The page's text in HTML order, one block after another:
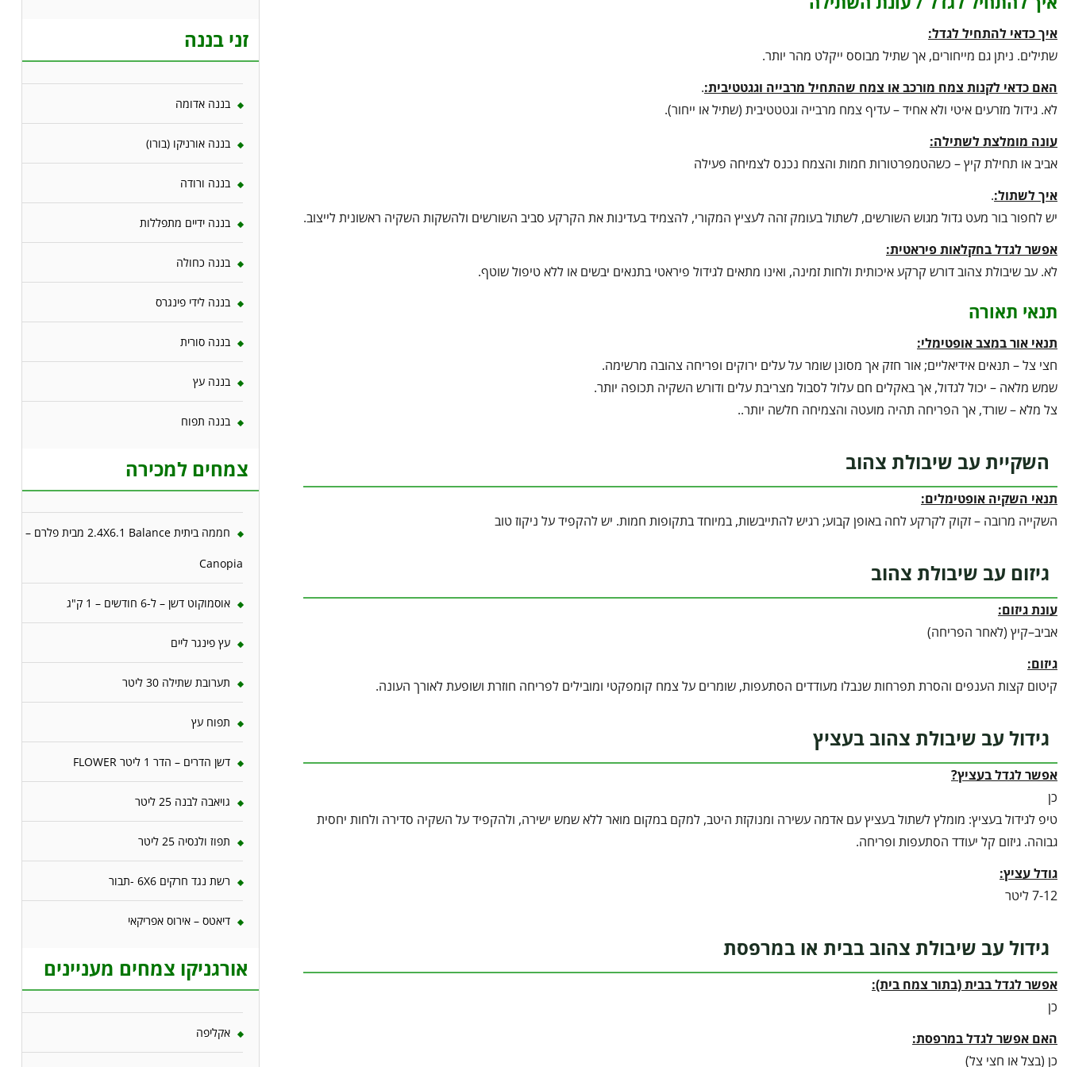
איך כדאי להתחיל לגדל:
שתילים. ניתן גם מייחורים, אך שתיל מבוסס ייקלט מהר יותר.
האם כדאי לקנות צמח מורכב או צמח שהתחיל מרבייה וגגטטיבית:.
לא. גידול מזרעים איטי ולא אחיד – עדיף צמח מרבייה וגטטטיבית (שתיל או ייחור).
עונה מומלצת לשתילה:
אביב או תחילת קיץ – כשהטמפרטורות חמות והצמח נכנס לצמיחה פעילה
איך לשתול:.
יש לחפור בור מעט גדול מגוש השורשים, לשתול בעומק זהה לעציץ המקורי, להצמיד בעדינות את הקרקע סביב השורשים ולהשקות השקיה ראשונית לייצוב.
אפשר לגדל בחקלאות פיראטית:
לא. עב שיבולת צהוב דורש קרקע איכותית ולחות זמינה, ואינו מתאים לגידול פיראטי בתנאים יבשים או ללא טיפול שוטף.
תנאי תאורה
תנאי אור במצב אופטימלי:
חצי צל – תנאים אידיאליים; אור חזק אך מסונן שומר על עלים ירוקים ופריחה צהובה מרשימה.
שמש מלאה – יכול לגדול, אך באקלים חם עלול לסבול מצריבת עלים ודורש השקיה תכופה יותר.
צל מלא – שורד, אך הפריחה תהיה מועטה והצמיחה חלשה יותר..
השקיית עב שיבולת צהוב
תנאי השקיה אופטימלים:
השקייה מרובה – זקוק לקרקע לחה באופן קבוע; רגיש להתייבשות, במיוחד בתקופות חמות. יש להקפיד על ניקוז טוב
גיזום עב שיבולת צהוב
עונת גיזום:
אביב–קיץ (לאחר הפריחה)
גיזום:
קיטום קצות הענפים והסרת תפרחות שנבלו מעודדים הסתעפות, שומרים על צמח קומפקטי ומובילים לפריחה חוזרת ושופעת לאורך העונה.
גידול עב שיבולת צהוב בעציץ
אפשר לגדל בעציץ?
כן
טיפ לגידול בעציץ: מומלץ לשתול בעציץ עם אדמה עשירה ומנוקזת היטב, למקם במקום מואר ללא שמש ישירה, ולהקפיד על השקיה סדירה ולחות יחסית
גבוהה. גיזום קל יעודד הסתעפות ופריחה.
גודל עציץ:
7-12 ליטר
גידול עב שיבולת צהוב בבית או במרפסת
אפשר לגדל בבית (בתור צמח בית):
כן
האם אפשר לגדל במרפסת:
כן (בצל או חצי צל)
זני בננה
בננה אדומה
בננה אורניקו (בורו)
בננה ורודה
בננה ידיים מתפללות
בננה כחולה
בננה לידי פינגרס
בננה סורית
בננה עץ
בננה תפוח
צמחים למכירה
חממה ביתית 2.4X6.1 Balance מבית פלרם –
Canopia
אוסמוקוט דשן – ל-6 חודשים – 1 ק"ג
עץ פינגר ליים
תערובת שתילה 30 ליטר
תפוח עץ
דשן הדרים – הדר 1 ליטר FLOWER
גויאבה לבנה 25 ליטר
תפוז ולנסיה 25 ליטר
רשת נגד חרקים 6X6 -תבור
דיאטס – אירוס אפריקאי
אורגניקו צמחים מעניינים
אקליפה